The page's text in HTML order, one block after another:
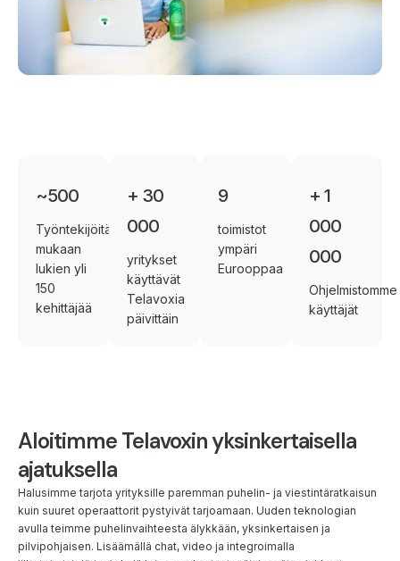
~500
Työntekijöitä,
mukaan
lukien yli
150
kehittäjää
+ 30
000
yritykset
käyttävät
Telavoxia
päivittäin
9
toimistot
ympäri
Eurooppaa
+ 1
000
000
Ohjelmistomme
käyttäjät
Aloitimme Telavoxin yksinkertaisella
ajatuksella
Halusimme tarjota yrityksille paremman puhelin- ja viestintäratkaisun
kuin suuret operaattorit pystyivät tarjoamaan. Uuden teknologian
avulla teimme puhelinvaihteesta älykkään, yksinkertaisen ja
pilvipohjaisen. Lisäämällä chat, video ja integroimalla